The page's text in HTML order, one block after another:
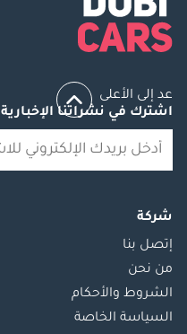
عد إلى الأعلى
اشترك في نشراتنا الإخبارية
شركة
إتصل بنا
من نحن
الشروط والأحكام
السياسة الخاصة